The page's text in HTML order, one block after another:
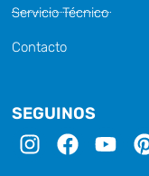
Servicio Técnico
Contacto
SEGUINOS
I
n
F
a
Y
o
i